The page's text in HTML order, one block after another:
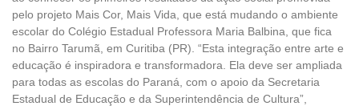
pelo projeto Mais Cor, Mais Vida, que está mudando o ambiente
escolar do Colégio Estadual Professora Maria Balbina, que fica
no Bairro Tarumã, em Curitiba (PR). “Esta integração entre arte e
educação é inspiradora e transformadora. Ela deve ser ampliada
para todas as escolas do Paraná, com o apoio da Secretaria
Estadual de Educação e da Superintendência de Cultura”,